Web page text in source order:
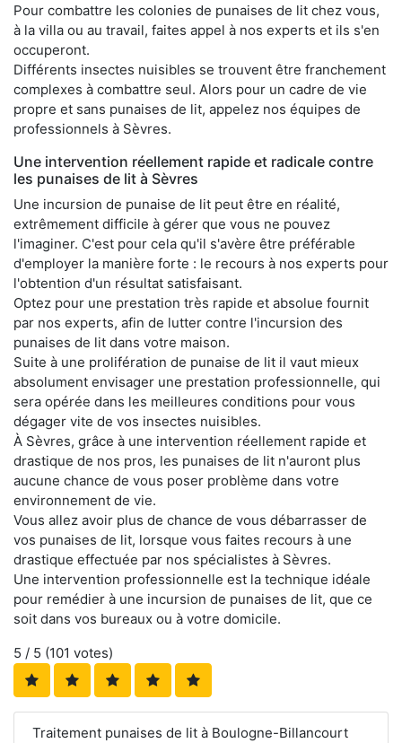
Pour combattre les colonies de punaises de lit chez vous,
à la villa ou au travail, faites appel à nos experts et ils s'en
occuperont.
Différents insectes nuisibles se trouvent être franchement
complexes à combattre seul. Alors pour un cadre de vie
propre et sans punaises de lit, appelez nos équipes de
professionnels à Sèvres.
Une intervention réellement rapide et radicale contre
les punaises de lit à Sèvres
Une incursion de punaise de lit peut être en réalité,
extrêmement difficile à gérer que vous ne pouvez
l'imaginer. C'est pour cela qu'il s'avère être préférable
d'employer la manière forte : le recours à nos experts pour
l'obtention d'un résultat satisfaisant.
Optez pour une prestation très rapide et absolue fournit
par nos experts, afin de lutter contre l'incursion des
punaises de lit dans votre maison.
Suite à une prolifération de punaise de lit il vaut mieux
absolument envisager une prestation professionnelle, qui
sera opérée dans les meilleures conditions pour vous
dégager vite de vos insectes nuisibles.
À Sèvres, grâce à une intervention réellement rapide et
drastique de nos pros, les punaises de lit n'auront plus
aucune chance de vous poser problème dans votre
environnement de vie.
Vous allez avoir plus de chance de vous débarrasser de
vos punaises de lit, lorsque vous faites recours à une
drastique effectuée par nos spécialistes à Sèvres.
Une intervention professionnelle est la technique idéale
pour remédier à une incursion de punaises de lit, que ce
soit dans vos bureaux ou à votre domicile.
5 / 5 (101 votes)
Traitement punaises de lit à Boulogne-Billancourt